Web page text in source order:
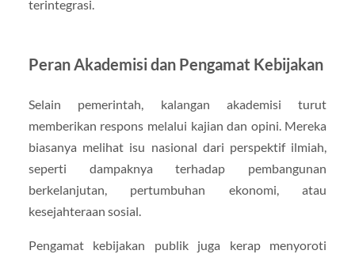
terintegrasi.
Peran Akademisi dan Pengamat Kebijakan
Selain pemerintah, kalangan akademisi turut
memberikan respons melalui kajian dan opini. Mereka
biasanya melihat isu nasional dari perspektif ilmiah,
seperti dampaknya terhadap pembangunan
berkelanjutan, pertumbuhan ekonomi, atau
kesejahteraan sosial.
Pengamat kebijakan publik juga kerap menyoroti